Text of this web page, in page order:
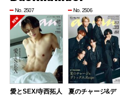
No. 2507
愛とSEX/寺西拓人
No. 2506
夏のチャージ&デ